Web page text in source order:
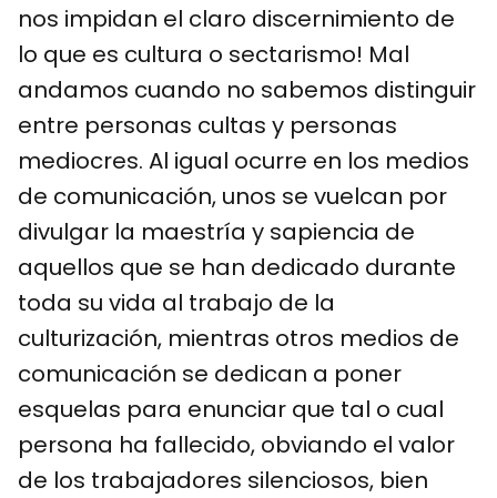
nos impidan el claro discernimiento de
lo que es cultura o sectarismo! Mal
andamos cuando no sabemos distinguir
entre personas cultas y personas
mediocres. Al igual ocurre en los medios
de comunicación, unos se vuelcan por
divulgar la maestría y sapiencia de
aquellos que se han dedicado durante
toda su vida al trabajo de la
culturización, mientras otros medios de
comunicación se dedican a poner
esquelas para enunciar que tal o cual
persona ha fallecido, obviando el valor
de los trabajadores silenciosos, bien